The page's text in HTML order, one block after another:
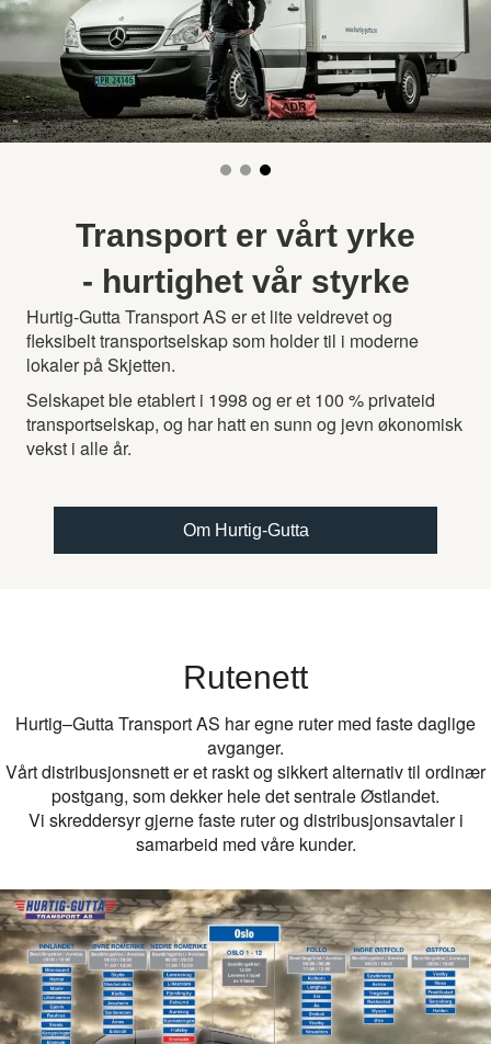
Transport er vårt yrke
- hurtighet vår styrke
Hurtig-Gutta Transport AS er et lite veldrevet og
fleksibelt transportselskap som holder til i moderne
lokaler på Skjetten.
Selskapet ble etablert i 1998 og er et 100 % privateid
transportselskap, og har hatt en sunn og jevn økonomisk
vekst i alle år.
Om Hurtig-Gutta
Rutenett
Hurtig–Gutta Transport AS har egne ruter med faste daglige
avganger.
Vårt distribusjonsnett er et raskt og sikkert alternativ til ordinær
postgang, som dekker hele det sentrale Østlandet.
Vi skreddersyr gjerne faste ruter og distribusjonsavtaler i
samarbeid med våre kunder.